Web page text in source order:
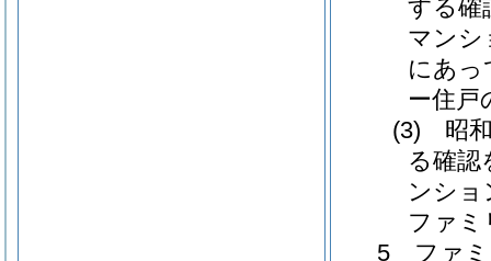
する確
マンシ
にあっ
ー住戸
(3) 昭和
る確認
ンシ
ファミ
5 ファミ